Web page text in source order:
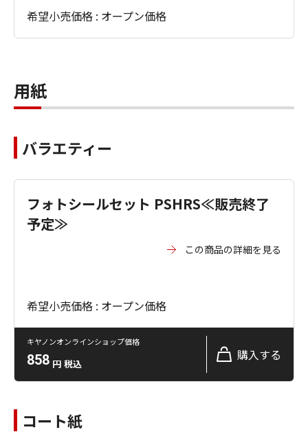
希望小売価格 : オープン価格
用紙
バラエティー
フォトシールセット PSHRS≪販売終了
予定≫
この商品の詳細を見る
希望小売価格 : オープン価格
キヤノンオンラインショップ価格
858 円 税込
購入する
コート紙